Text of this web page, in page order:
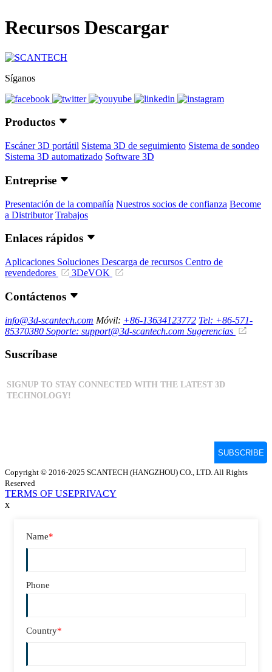
Recursos Descargar
Síganos
Productos
Escáner 3D portátil Sistema 3D de seguimiento Sistema de sondeo
Sistema 3D automatizado Software 3D
Entreprise
Presentación de la compañía Nuestros socios de confianza Become
a Distributor Trabajos
Enlaces rápidos
Aplicaciones Soluciones Descarga de recursos Centro de
revendedores
3DeVOK
Contáctenos
info@3d-scantech.com Móvil: +86-13634123772 Tel: +86-571-
85370380 Soporte: support@3d-scantech.com Sugerencias
Suscríbase
Copyright © 2016-2025 SCANTECH (HANGZHOU) CO., LTD. All Rights
Reserved
TERMS OF USEPRIVACY
x
Name*
Phone
Country*